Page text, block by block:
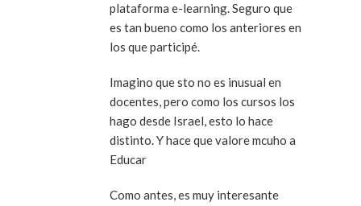
plataforma e-learning. Seguro que
es tan bueno como los anteriores en
los que participé.
Imagino que sto no es inusual en
docentes, pero como los cursos los
hago desde Israel, esto lo hace
distinto. Y hace que valore mcuho a
Educar
Como antes, es muy interesante